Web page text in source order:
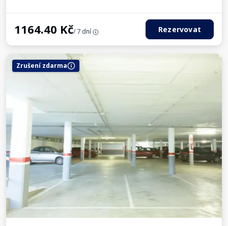
1164.40 Kč/ 7 dní Rezervovat
Zrušení zdarma